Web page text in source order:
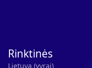
Rinktinės
Lietuva (vyrai)